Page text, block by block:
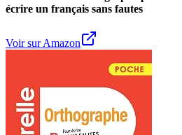
écrire un français sans fautes
Voir sur Amazon